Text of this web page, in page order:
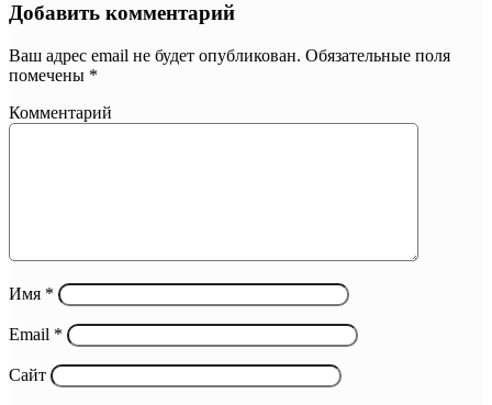
Добавить комментарий
Ваш адрес email не будет опубликован. Обязательные поля
помечены *
Комментарий
Имя *
Email *
Сайт